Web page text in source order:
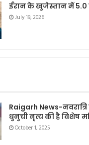
ईरान के खुजेस्तान में 5.0
July 19, 2026
Raigarh News-नवरात्रि
धुनुची नृत्य की है विशेष
October 1, 2025